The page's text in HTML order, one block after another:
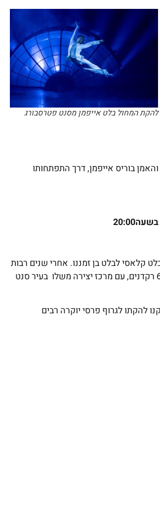
להקת המחול בלט אייפמן מסנט פטרסבורג
בוריס אייפמן, דרך התפתחותו
הקים את להקת הבלט עוד משנת 1977, השלוב בין בלט קלאסי לבלט בן זמננו. אחרי שנים רבות
ולמרות שנאבק מהגבלות וייסורים הצליח אייפמן לבסס את הלהקה, המונה כ- 60 רקדנים, עם מרכז יצירה משלו בעיר סנט